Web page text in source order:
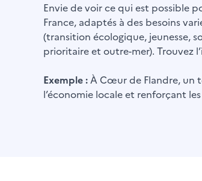
Envie de voir ce qui est possible
France, adaptés à des besoins
(transition écologique, jeunesse,
prioritaire et outre-mer). Trouvez
Exemple :À Cœur de Flandre, un
l’économie locale et renforçant